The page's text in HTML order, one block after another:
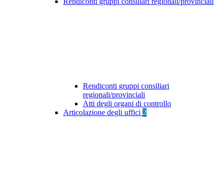
Rendiconti gruppi consiliari
regionali/provinciali
Atti degli organi di controllo
Articolazione degli uffici 2